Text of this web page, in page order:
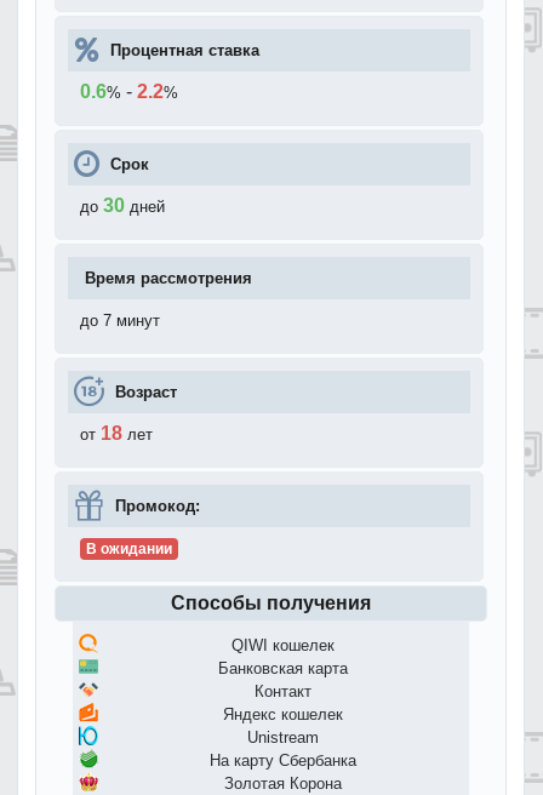
Процентная ставка
0.6% - 2.2%
Срок
до 30 дней
Время рассмотрения
до 7 минут
Возраст
от 18 лет
Промокод:
В ожидании
Способы получения
QIWI кошелек
Банковская карта
Контакт
Яндекс кошелек
Unistream
На карту Сбербанка
Золотая Корона